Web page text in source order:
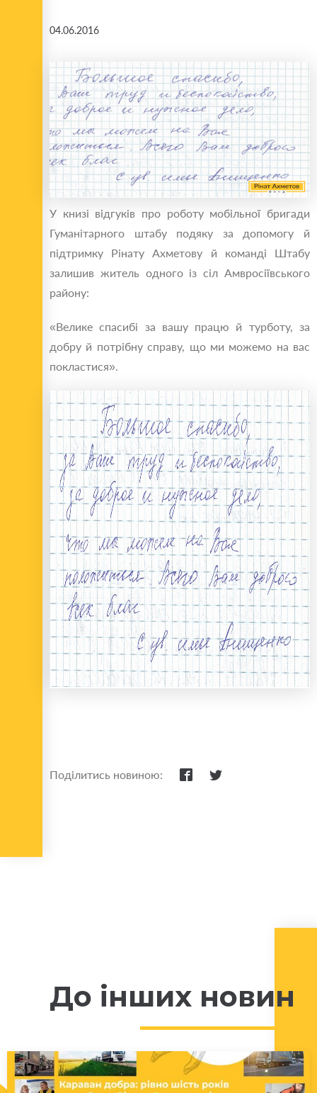
04.06.2016
У книзі відгуків про роботу мобільної бригади
Гуманітарного штабу подяку за допомогу й
підтримку Рінату Ахметову й команді Штабу
залишив житель одного із сіл Амвросіївського
району:
«Велике спасибі за вашу працю й турботу, за
добру й потрібну справу, що ми можемо на вас
покластися».
Поділитись новиною:
До інших новин